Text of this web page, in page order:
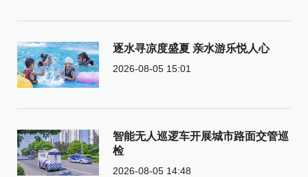
逐水寻凉度盛夏 亲水游乐悦人心
2026-08-05 15:01
智能无人巡逻车开展城市路面交管巡
检
2026-08-05 14:48